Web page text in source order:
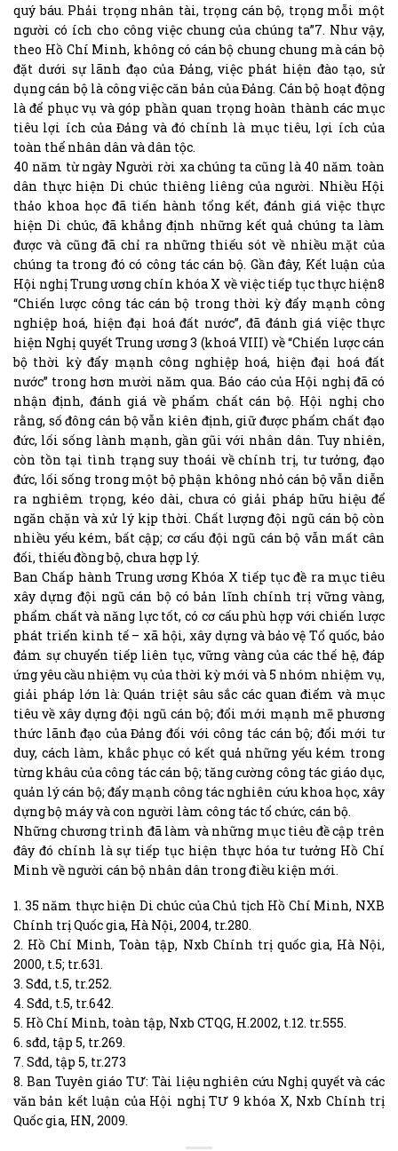
quý báu. Phải trọng nhân tài, trọng cán bộ, trọng mỗi một
người có ích cho công việc chung của chúng ta”7. Như vậy,
theo Hồ Chí Minh, không có cán bộ chung chung mà cán bộ
đặt dưới sự lãnh đạo của Đảng, việc phát hiện đào tạo, sử
dụng cán bộ là công việc căn bản của Đảng. Cán bộ hoạt động
là để phục vụ và góp phần quan trọng hoàn thành các mục
tiêu lợi ích của Đảng và đó chính là mục tiêu, lợi ích của
toàn thể nhân dân và dân tộc.
40 năm từ ngày Người rời xa chúng ta cũng là 40 năm toàn
dân thực hiện Di chúc thiêng liêng của người. Nhiều Hội
thảo khoa học đã tiến hành tổng kết, đánh giá việc thực
hiện Di chúc, đã khẳng định những kết quả chúng ta làm
được và cũng đã chỉ ra những thiếu sót về nhiều mặt của
chúng ta trong đó có công tác cán bộ. Gần đây, Kết luận của
Hội nghị Trung ương chín khóa X về việc tiếp tục thực hiện8
“Chiến lược công tác cán bộ trong thời kỳ đẩy mạnh công
nghiệp hoá, hiện đại hoá đất nước”, đã đánh giá việc thực
hiện Nghị quyết Trung ương 3 (khoá VIII) về “Chiến lược cán
bộ thời kỳ đẩy mạnh công nghiệp hoá, hiện đại hoá đất
nước” trong hơn mười năm qua. Báo cáo của Hội nghị đã có
nhận định, đánh giá về phẩm chất cán bộ. Hội nghị cho
rằng, số đông cán bộ vẫn kiên định, giữ được phẩm chất đạo
đức, lối sống lành mạnh, gần gũi với nhân dân. Tuy nhiên,
còn tồn tại tình trạng suy thoái về chính trị, tư tưởng, đạo
đức, lối sống trong một bộ phận không nhỏ cán bộ vẫn diễn
ra nghiêm trọng, kéo dài, chưa có giải pháp hữu hiệu để
ngăn chặn và xử lý kịp thời. Chất lượng đội ngũ cán bộ còn
nhiều yếu kém, bất cập; cơ cấu đội ngũ cán bộ vẫn mất cân
đối, thiếu đồng bộ, chưa hợp lý.
Ban Chấp hành Trung ương Khóa X tiếp tục đề ra mục tiêu
xây dựng đội ngũ cán bộ có bản lĩnh chính trị vững vàng,
phẩm chất và năng lực tốt, có cơ cấu phù hợp với chiến lược
phát triển kinh tế – xã hội, xây dựng và bảo vệ Tổ quốc, bảo
đảm sự chuyển tiếp liên tục, vững vàng của các thế hệ, đáp
ứng yêu cầu nhiệm vụ của thời kỳ mới và 5 nhóm nhiệm vụ,
giải pháp lớn là: Quán triệt sâu sắc các quan điểm và mục
tiêu về xây dựng đội ngũ cán bộ; đổi mới mạnh mẽ phương
thức lãnh đạo của Đảng đối với công tác cán bộ; đổi mới tư
duy, cách làm, khắc phục có kết quả những yếu kém trong
từng khâu của công tác cán bộ; tăng cường công tác giáo dục,
quản lý cán bộ; đẩy mạnh công tác nghiên cứu khoa học, xây
dựng bộ máy và con người làm công tác tổ chức, cán bộ.
Những chương trình đã làm và những mục tiêu đề cập trên
đây đó chính là sự tiếp tục hiện thực hóa tư tưởng Hồ Chí
Minh về người cán bộ nhân dân trong điều kiện mới.
1. 35 năm thực hiện Di chúc của Chủ tịch Hồ Chí Minh, NXB
Chính trị Quốc gia, Hà Nội, 2004, tr.280.
2. Hồ Chí Minh, Toàn tập, Nxb Chính trị quốc gia, Hà Nội,
2000, t.5; tr.631.
3. Sđd, t.5, tr.252.
4. Sđd, t.5, tr.642.
5. Hồ Chí Minh, toàn tập, Nxb CTQG, H.2002, t.12. tr.555.
6. sđd, tập 5, tr.269.
7. Sđd, tập 5, tr.273
8. Ban Tuyên giáo TƯ: Tài liệu nghiên cứu Nghị quyết và các
văn bản kết luận của Hội nghị TƯ 9 khóa X, Nxb Chính trị
Quốc gia, HN, 2009.